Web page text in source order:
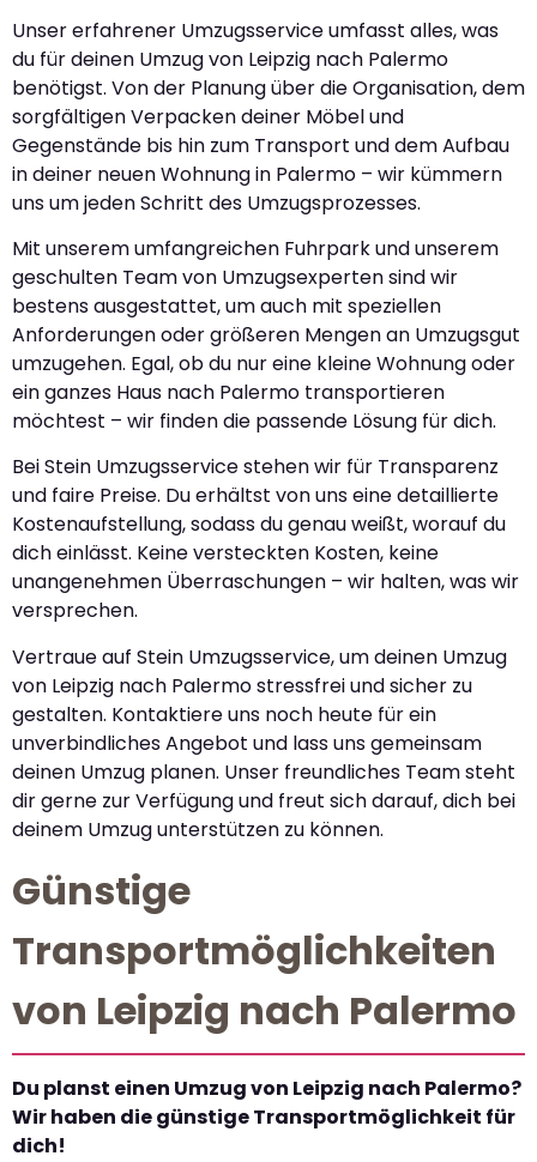
Unser erfahrener Umzugsservice umfasst alles, was
du für deinen Umzug von Leipzig nach Palermo
benötigst. Von der Planung über die Organisation, dem
sorgfältigen Verpacken deiner Möbel und
Gegenstände bis hin zum Transport und dem Aufbau
in deiner neuen Wohnung in Palermo – wir kümmern
uns um jeden Schritt des Umzugsprozesses.
Mit unserem umfangreichen Fuhrpark und unserem
geschulten Team von Umzugsexperten sind wir
bestens ausgestattet, um auch mit speziellen
Anforderungen oder größeren Mengen an Umzugsgut
umzugehen. Egal, ob du nur eine kleine Wohnung oder
ein ganzes Haus nach Palermo transportieren
möchtest – wir finden die passende Lösung für dich.
Bei Stein Umzugsservice stehen wir für Transparenz
und faire Preise. Du erhältst von uns eine detaillierte
Kostenaufstellung, sodass du genau weißt, worauf du
dich einlässt. Keine versteckten Kosten, keine
unangenehmen Überraschungen – wir halten, was wir
versprechen.
Vertraue auf Stein Umzugsservice, um deinen Umzug
von Leipzig nach Palermo stressfrei und sicher zu
gestalten. Kontaktiere uns noch heute für ein
unverbindliches Angebot und lass uns gemeinsam
deinen Umzug planen. Unser freundliches Team steht
dir gerne zur Verfügung und freut sich darauf, dich bei
deinem Umzug unterstützen zu können.
Günstige
Transportmöglichkeiten
von Leipzig nach Palermo
Du planst einen Umzug von Leipzig nach Palermo?
Wir haben die günstige Transportmöglichkeit für
dich!